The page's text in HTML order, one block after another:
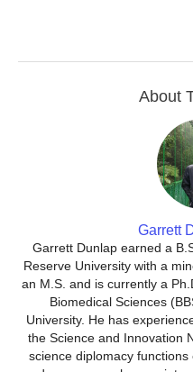
About
Garrett
Garrett Dunlap earned a
Reserve University with a
an M.S. and is currently a
Biomedical Sciences
University. He has
the Science and Innovation
science diplomacy